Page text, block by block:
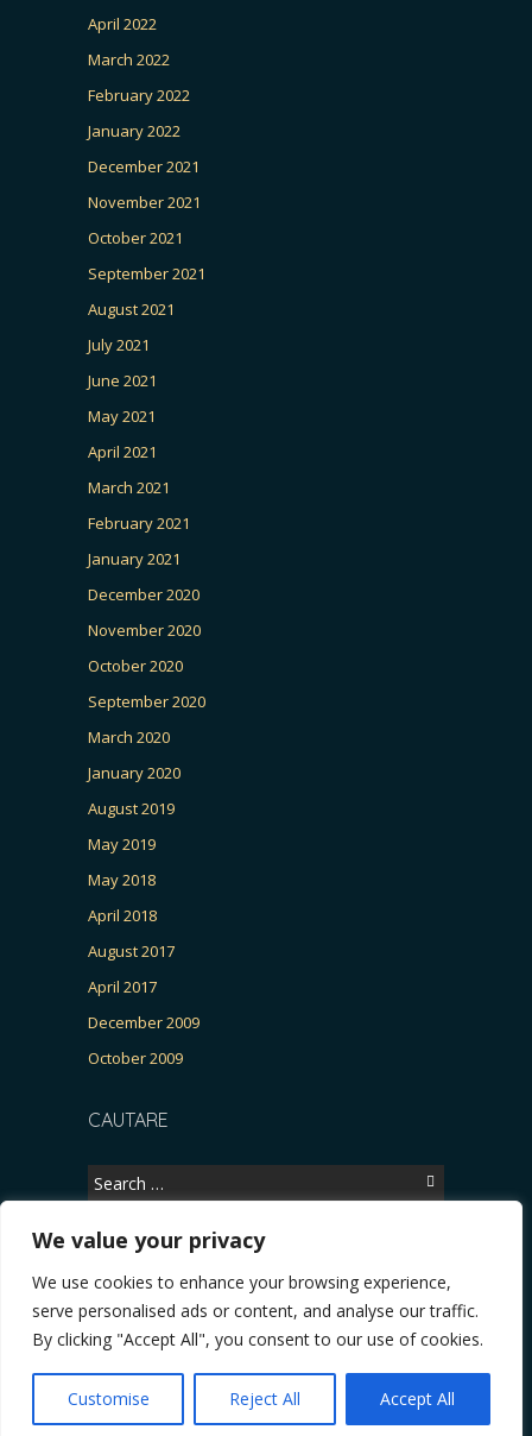
We value your privacy
We use cookies to enhance your browsing experience,
serve personalised ads or content, and analyse our traffic.
By clicking "Accept All", you consent to our use of cookies.
Customise Reject All Accept All
April 2022
March 2022
February 2022
January 2022
December 2021
November 2021
October 2021
September 2021
August 2021
July 2021
June 2021
May 2021
April 2021
March 2021
February 2021
January 2021
December 2020
November 2020
October 2020
September 2020
March 2020
January 2020
August 2019
May 2019
May 2018
April 2018
August 2017
April 2017
December 2009
October 2009
CAUTARE
Search
for:
Copyright © 2026, CERTITUDINEA.
parlamentarele și presa
* VIDEO. Viata lui Eminescu (Necenzurat). Episodul
Themes